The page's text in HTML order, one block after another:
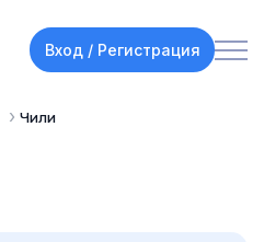
Вход / Регистрация
Чили